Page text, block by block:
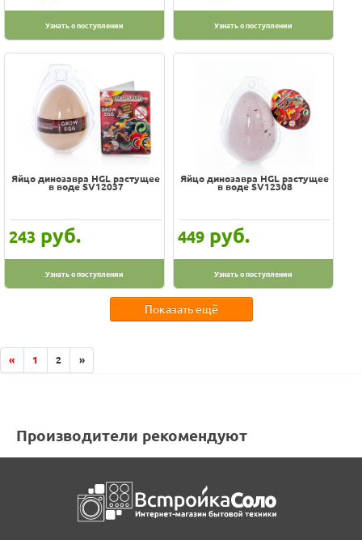
Узнать о поступлении Узнать о поступлении
Яйцо динозавра HGL растущее
в воде SV12037
243 руб.
Узнать о поступлении
Яйцо динозавра HGL растущее
в воде SV12308
449 руб.
Узнать о поступлении
Показать ещё
« 1 2 »
Производители рекомендуют